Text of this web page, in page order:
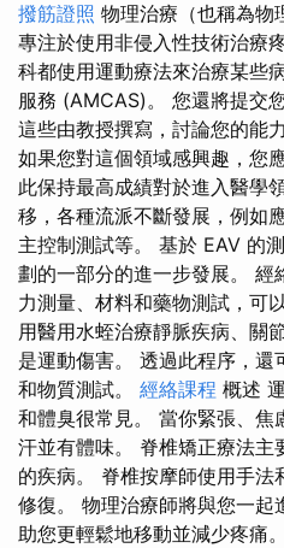
撥筋證照 物理治療（也稱為物
專注於使用非侵入性技術治療
科都使用運動療法來治療某些
服務 (AMCAS)。 您還將提交
這些由教授撰寫，討論您的能
如果您對這個領域感興趣，您
此保持最高成績對於進入醫學
移，各種流派不斷發展，例如
主控制測試等。 基於 EAV 的
劃的一部分的進一步發展。 經
力測量、材料和藥物測試，可
用醫用水蛭治療靜脈疾病、關
是運動傷害。 透過此程序，還
和物質測試。 經絡課程 概述
和體臭很常見。 當你緊張、焦
汗並有體味。 脊椎矯正療法主
的疾病。 脊椎按摩師使用手
修復。 物理治療師將與您一起
助您更輕鬆地移動並減少疼痛